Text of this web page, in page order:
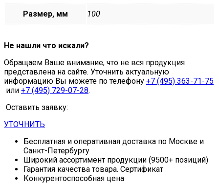
Размер, мм 100
Не нашли что искали?
Обращаем Ваше внимание, что не вся продукция
представлена на сайте. Уточнить актуальную
информацию Вы можете по телефону +7 (495) 363-71-75
или +7 (495) 729-07-28.
Оставить заявку:
УТОЧНИТЬ
Бесплатная и оперативная доставка по Москве и
Санкт-Петербургу
Широкий ассортимент продукции (9500+ позиций)
Гарантия качества товара. Сертификат
Конкурентоспособная цена